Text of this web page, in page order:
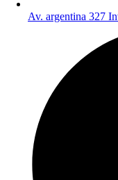
Av. argentina 327